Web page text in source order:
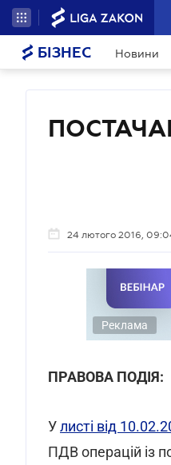
БІЗНЕС Новини
24 лютого 2016,
Реклама
ПРАВОВА ПОДІЯ:
Улисті від
ПДВ операцій із